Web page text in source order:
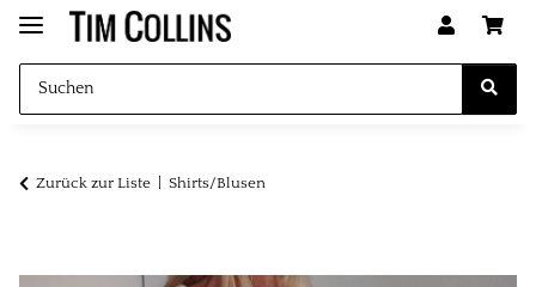
Zurück zur Liste Shirts/Blusen